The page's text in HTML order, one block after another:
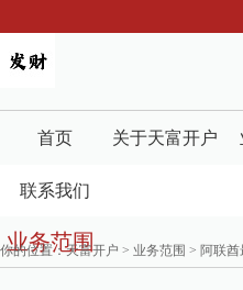
首页 关于天富开户
联系我们
业务范围
你的位置：天富开户 > 业务范围 > 阿联